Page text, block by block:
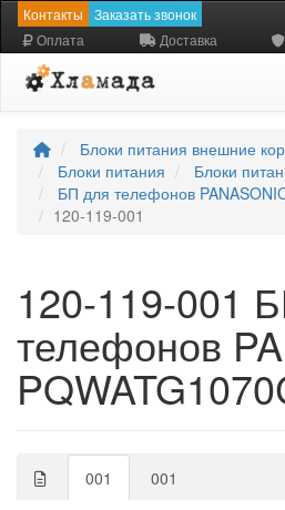
Контакты Заказать звонок
Оплата Доставка
Блоки питания внешние
Блоки питания
Блоки
БП для телефонов
120-119-001
120-119-001
телефонов
001 001